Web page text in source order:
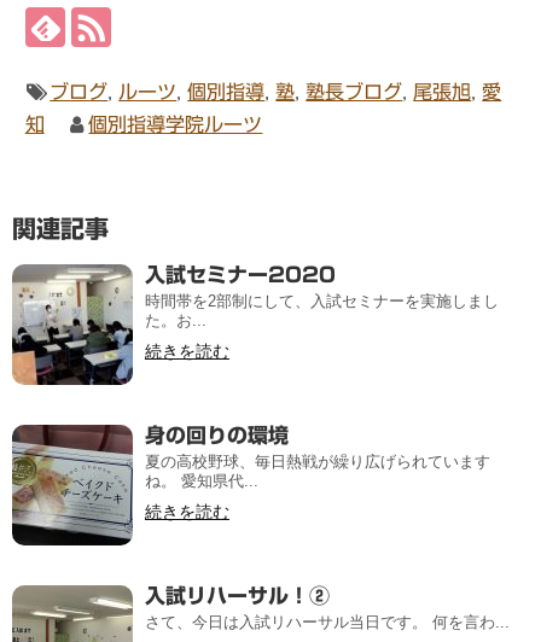
ブログ ルーツ ,個別指導 ,塾 ,塾長ブログ 尾張旭
愛
知
個別指導学院ルーツ
関連記事
入試セミナー2020
時間帯を2部制にして、入試セミナーを実施しまし
た。お...
続きを読む
身の回りの環境
夏の高校野球、毎日熱戦が繰り広げられています
ね。 愛知県代...
続きを読む
入試リハーサル！②
さて、今日は入試リハーサル当日です。 何を言わ...